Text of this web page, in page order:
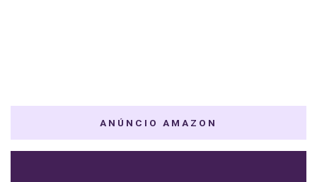
ANÚNCIO AMAZON